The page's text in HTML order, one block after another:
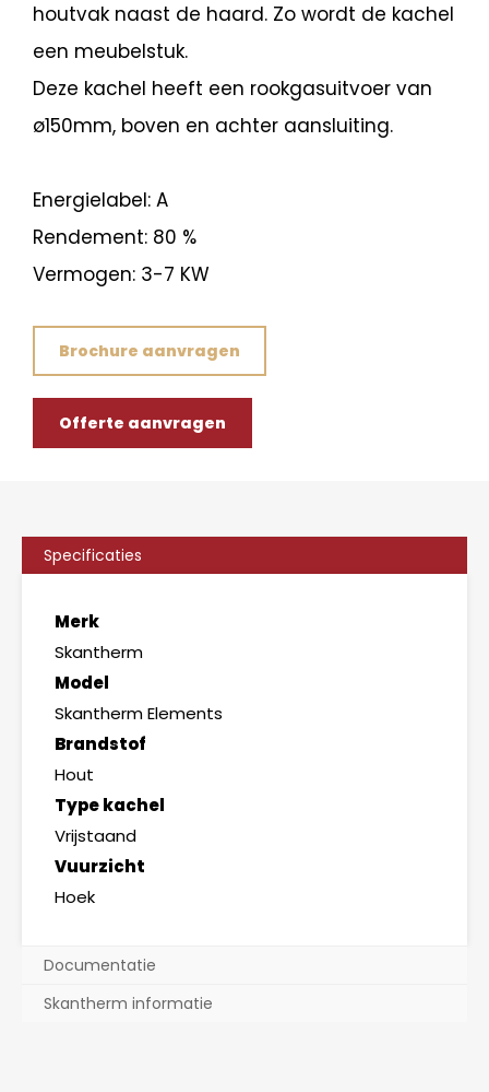
houtvak naast de haard. Zo wordt de kachel
een meubelstuk.
Deze kachel heeft een rookgasuitvoer van
ø150mm, boven en achter aansluiting.
Energielabel: A
Rendement: 80 %
Vermogen: 3-7 KW
Brochure aanvragen
Offerte aanvragen
Specificaties
Merk
Skantherm
Model
Skantherm Elements
Brandstof
Hout
Type kachel
Vrijstaand
Vuurzicht
Hoek
Documentatie
Skantherm informatie